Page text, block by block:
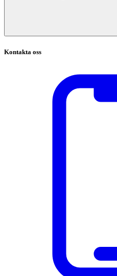
Kontakta oss